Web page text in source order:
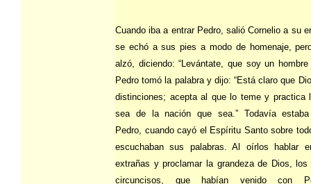
Cuando iba a entrar Pedro, salió Cornelio a su
se echó a sus pies a modo de homenaje,
alzó, diciendo: “Levántate, que soy un hombre
Pedro tomó la palabra y dijo: “Está claro que
distinciones; acepta al que lo teme y practica
sea de la nación que sea.” Todavía estaba
Pedro, cuando cayó el Espíritu Santo sobre
escuchaban sus palabras. Al oírlos hablar
extrañas y proclamar la grandeza de Dios, los
circuncisos, que habían venido con